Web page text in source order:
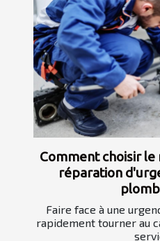
Comment choisir
réparation
Faire face à une
rapidement tourner au